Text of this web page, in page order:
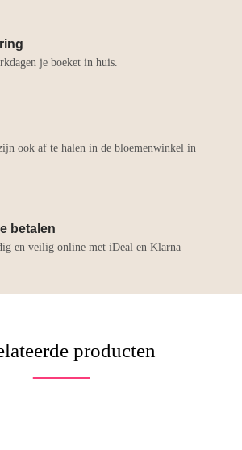
je boeket in huis.
ook af te halen in de bloemenwinkel in
betalen
en veilig online met iDeal en Klarna
producten